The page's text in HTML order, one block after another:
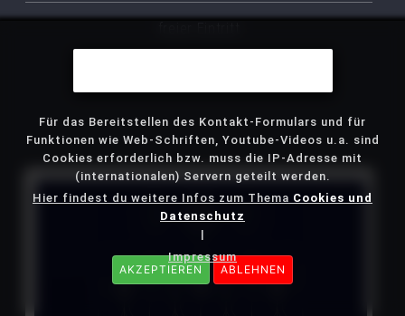
Für das Bereitstellen des Kontakt-Formulars und für
Funktionen wie Web-Schriften, Youtube-Videos u.a. sind
Cookies erforderlich bzw. muss die IP-Adresse mit
(internationalen) Servern geteilt werden.
AKZEPTIEREN ABLEHNEN
Hier findest du weitere Infos zum Thema Cookies und
Datenschutz
|
Impressum